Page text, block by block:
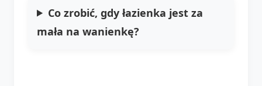
Co zrobić, gdy łazienka jest za
mała na wanienkę?